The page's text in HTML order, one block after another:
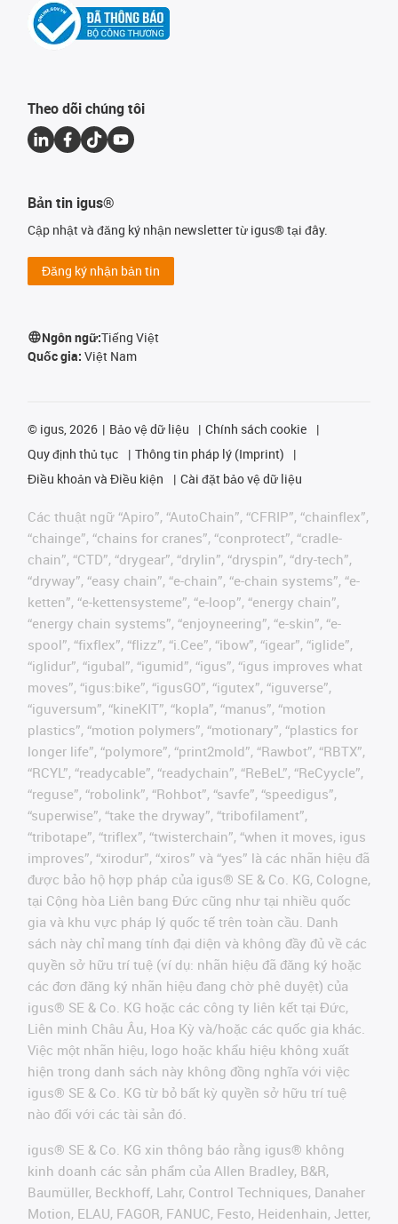
Theo dõi chúng tôi
Bản tin igus®
Cập nhật và đăng ký nhận newsletter từ igus® tại đây.
Đăng ký nhận bản tin
Ngôn ngữ:Tiếng Việt
Quốc gia: Việt Nam
© igus, 2026 Bảo vệ dữ liệu
Chính sách cookie
Quy định thủ tục
Thông tin pháp lý (Imprint)
Điều khoản và Điều kiện
Cài đặt bảo vệ dữ liệu
Các thuật ngữ “Apiro”, “AutoChain”, “CFRIP”, “chainflex”,
“chainge”, “chains for cranes”, “conprotect”, “cradle-
chain”, “CTD”, “drygear”, “drylin”, “dryspin”, “dry-tech”,
“dryway”, “easy chain”, “e-chain”, “e-chain systems”, “e-
ketten”, “e-kettensysteme”, “e-loop”, “energy chain”,
“energy chain systems”, “enjoyneering”, “e-skin”, “e-
spool”, “fixflex”, “flizz”, “i.Cee”, “ibow”, “igear”, “iglide”,
“iglidur”, “igubal”, “igumid”, “igus”, “igus improves what
moves”, “igus:bike”, “igusGO”, “igutex”, “iguverse”,
“iguversum”, “kineKIT”, “kopla”, “manus”, “motion
plastics”, “motion polymers”, “motionary”, “plastics for
longer life”, “polymore”, “print2mold”, “Rawbot”, “RBTX”,
“RCYL”, “readycable”, “readychain”, “ReBeL”, “ReCyycle”,
“reguse”, “robolink”, “Rohbot”, “savfe”, “speedigus”,
“superwise”, “take the dryway”, “tribofilament”,
“tribotape”, “triflex”, “twisterchain”, “when it moves, igus
improves”, “xirodur”, “xiros” và “yes” là các nhãn hiệu đã
được bảo hộ hợp pháp của igus® SE & Co. KG, Cologne,
tại Cộng hòa Liên bang Đức cũng như tại nhiều quốc
gia và khu vực pháp lý quốc tế trên toàn cầu. Danh
sách này chỉ mang tính đại diện và không đầy đủ về các
quyền sở hữu trí tuệ (ví dụ: nhãn hiệu đã đăng ký hoặc
các đơn đăng ký nhãn hiệu đang chờ phê duyệt) của
igus® SE & Co. KG hoặc các công ty liên kết tại Đức,
Liên minh Châu Âu, Hoa Kỳ và/hoặc các quốc gia khác.
Việc một nhãn hiệu, logo hoặc khẩu hiệu không xuất
hiện trong danh sách này không đồng nghĩa với việc
igus® SE & Co. KG từ bỏ bất kỳ quyền sở hữu trí tuệ
nào đối với các tài sản đó.
igus® SE & Co. KG xin thông báo rằng igus® không
kinh doanh các sản phẩm của Allen Bradley, B&R,
Baumüller, Beckhoff, Lahr, Control Techniques, Danaher
Motion, ELAU, FAGOR, FANUC, Festo, Heidenhain, Jetter,